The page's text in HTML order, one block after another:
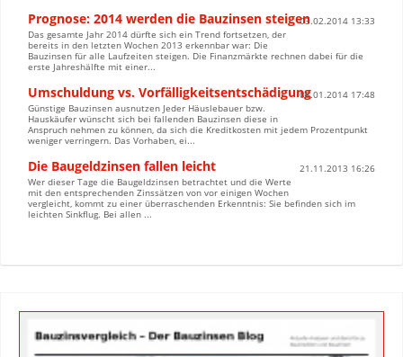
Prognose: 2014 werden die Bauzinsen steigen03.02.2014 13:33
Das gesamte Jahr 2014 dürfte sich ein Trend fortsetzen, der
bereits in den letzten Wochen 2013 erkennbar war: Die
Bauzinsen für alle Laufzeiten steigen. Die Finanzmärkte rechnen dabei für die
erste Jahreshälfte mit einer...
Umschuldung vs. Vorfälligkeitsentschädigung08.01.2014 17:48
Günstige Bauzinsen ausnutzen Jeder Häuslebauer bzw.
Hauskäufer wünscht sich bei fallenden Bauzinsen diese in
Anspruch nehmen zu können, da sich die Kreditkosten mit jedem Prozentpunkt
weniger verringern. Das Vorhaben, ei...
Die Baugeldzinsen fallen leicht
21.11.2013 16:26
Wer dieser Tage die Baugeldzinsen betrachtet und die Werte
mit den entsprechenden Zinssätzen von vor einigen Wochen
vergleicht, kommt zu einer überraschenden Erkenntnis: Sie befinden sich im
leichten Sinkflug. Bei allen ...